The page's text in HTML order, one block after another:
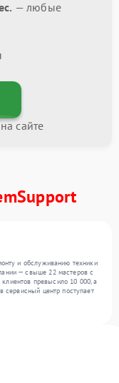
— любые
сайте
и обслуживанию техники
— свыше 22 мастеров с
превысило 10 000, а
сервисный центр поступает
различного уровня
благодаря квалификации